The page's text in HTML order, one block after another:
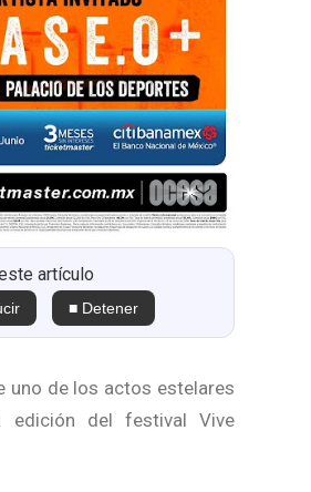
artículo
■ Detener
uno de los actos estelares
edición del festival Vive